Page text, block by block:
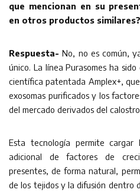
que mencionan en su
en otros productos similares?
Respuesta-No, no es común,
único. La línea Purasomes ha
científica patentada Amplex+,
exosomas purificados y los
del mercado derivados del
Esta tecnología permite cargar
adicional de factores de
presentes, de forma natural,
de los tejidos y la difusión dentro